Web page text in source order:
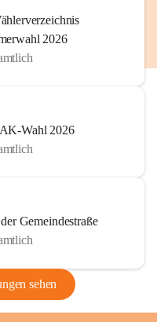
2026
Wahl 2026
Gemeindestraße
sehen